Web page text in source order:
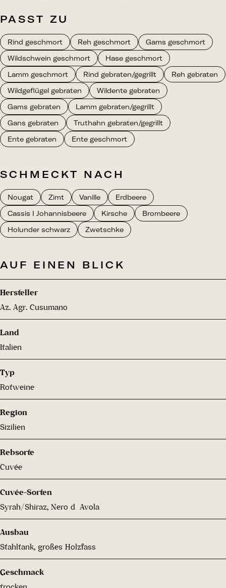
PASST ZU
Rind geschmort Reh geschmort
Gams geschmort
Wildschwein geschmort
Hase geschmort
Lamm geschmort
Rind gebraten/gegrillt
Reh gebraten
Wildgeflügel gebraten
Wildente gebraten
Gams gebraten
Lamm gebraten/gegrillt
Gans gebraten
Truthahn gebraten/gegrillt
Ente gebraten
Ente geschmort
SCHMECKT NACH
Nougat Zimt Vanille
Erdbeere
Cassis I Johannisbeere
Kirsche
Brombeere
Holunder schwarz
Zwetschke
AUF EINEN BLICK
Hersteller
Az. Agr. Cusumano
Land
Italien
Typ
Rotweine
Region
Sizilien
Rebsorte
Cuvée
Cuvée-Sorten
Syrah/Shiraz, Nero d´Avola
Ausbau
Stahltank, großes Holzfass
Geschmack